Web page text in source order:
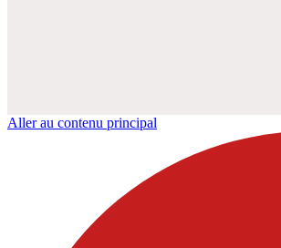
Aller au contenu principal